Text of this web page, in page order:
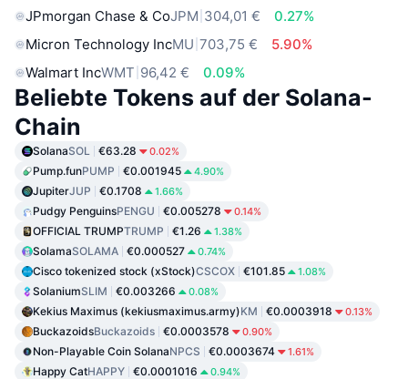
JPmorgan Chase & CoJPM 304,01 €
0.27%
Micron Technology IncMU 703,75 €
5.90%
Walmart IncWMT 96,42 € 0.09%
Beliebte Tokens auf der Solana-
Chain
SolanaSOL €63.28 0.02%
Pump.funPUMP €0.001945 4.90%
JupiterJUP €0.1708 1.66%
Pudgy PenguinsPENGU €0.005278 0.14%
OFFICIAL TRUMPTRUMP €1.26 1.38%
SolamaSOLAMA €0.000527 0.74%
Cisco tokenized stock (xStock)CSCOX €101.85 1.08%
SolaniumSLIM €0.003266 0.08%
Kekius Maximus (kekiusmaximus.army)KM €0.0003918 0.13%
BuckazoidsBuckazoids €0.0003578 0.90%
Non-Playable Coin SolanaNPCS €0.0003674 1.61%
Happy CatHAPPY €0.0001016 0.94%